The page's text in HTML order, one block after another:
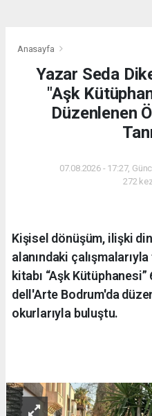
Anasayfa
Yazar Seda
"Aşk
Düzenlenen
07.08.2026 - 17:27,
272
Kişisel dönüşüm, ilişki
alanındaki
kitabı “Aşk
dell'Arte Bodrum'da
okurlarıyla buluştu.